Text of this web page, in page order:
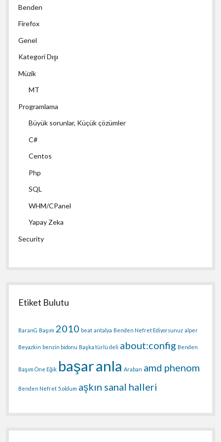
Benden
Firefox
Genel
Kategori Dışı
Müzik
MT
Programlama
Büyük sorunlar, Küçük çözümler
C#
Centos
Php
SQL
WHM/CPanel
Yapay Zeka
Security
Etiket Bulutu
BaranG Başım 2010 beat antalya Benden Nefret Ediyorsunuz alper
Beyazkin benzin bidonu Başka türlü deli about:config Benden
Başım Öne Eğik başaranla Araban amd phenom
Benden Nefret 5.oldum aşkın sanal halleri